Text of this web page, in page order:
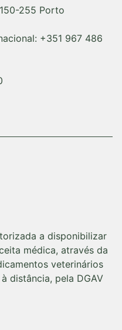
255 Porto
+351 967 486
a disponibilizar
médica, através da
veterinários
distância, pela DGAV